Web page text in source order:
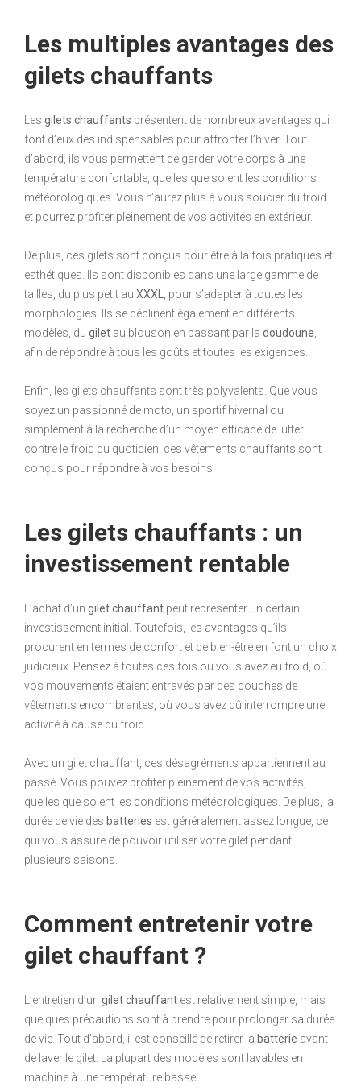
Les multiples avantages des
gilets chauffants
Les gilets chauffants présentent de nombreux avantages qui
font d’eux des indispensables pour affronter l’hiver. Tout
d’abord, ils vous permettent de garder votre corps à une
température confortable, quelles que soient les conditions
météorologiques. Vous n’aurez plus à vous soucier du froid
et pourrez profiter pleinement de vos activités en extérieur.
De plus, ces gilets sont conçus pour être à la fois pratiques et
esthétiques. Ils sont disponibles dans une large gamme de
tailles, du plus petit au XXXL
, pour s’adapter à toutes les
morphologies. Ils se déclinent également en différents
modèles, du gilet au blouson en passant par la doudoune
afin de répondre à tous les goûts et toutes les exigences.
Enfin, les gilets chauffants sont très polyvalents. Que vous
soyez un passionné de moto, un sportif hivernal ou
simplement à la recherche d’un moyen efficace de lutter
contre le froid du quotidien, ces vêtements chauffants sont
conçus pour répondre à vos besoins.
Les gilets chauffants : un
investissement rentable
L’achat d’un gilet chauffant peut représenter un certain
investissement initial. Toutefois, les avantages qu’ils
procurent en termes de confort et de bien-être en font un choix
judicieux. Pensez à toutes ces fois où vous avez eu froid, où
vos mouvements étaient entravés par des couches de
vêtements encombrantes, où vous avez dû interrompre une
activité à cause du froid.
Avec un gilet chauffant, ces désagréments appartiennent au
passé. Vous pouvez profiter pleinement de vos activités,
quelles que soient les conditions météorologiques. De plus, la
durée de vie des batteries est généralement assez longue, ce
qui vous assure de pouvoir utiliser votre gilet pendant
plusieurs saisons.
Comment entretenir votre
gilet chauffant ?
L’entretien d’un gilet chauffant est relativement simple, mais
quelques précautions sont à prendre pour prolonger sa durée
de vie. Tout d’abord, il est conseillé de retirer la batterie avant
de laver le gilet. La plupart des modèles sont lavables en
machine à une température basse.